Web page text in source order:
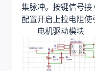
集脉冲。按键信号接
配置开启上拉电阻使
电机驱动模块